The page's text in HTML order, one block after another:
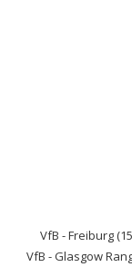
VfB - Freiburg
VfB - Glasgow